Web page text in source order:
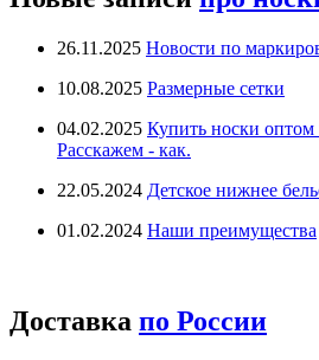
26.11.2025 Новости по
10.08.2025 Размерные сетки
04.02.2025 Купить носки оптом
Расскажем - как.
22.05.2024 Детское нижнее
01.02.2024 Наши преимущества
Доставка по России